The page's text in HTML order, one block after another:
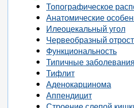
Топографическое
Анатомические
Илеоцекальный угол
Червеобразный
Функциональность
Типичные
Тифлит
Аденокарцинома
Аппендицит